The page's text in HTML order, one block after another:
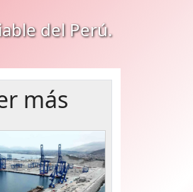
del Perú.
más